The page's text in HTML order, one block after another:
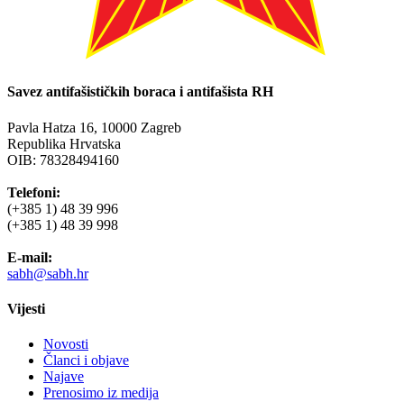
Savez antifašističkih boraca i antifašista RH
Pavla Hatza 16, 10000 Zagreb
Republika Hrvatska
OIB: 78328494160
Telefoni:
(+385 1) 48 39 996
(+385 1) 48 39 998
E-mail:
sabh@sabh.hr
Vijesti
Novosti
Članci i objave
Najave
Prenosimo iz medija